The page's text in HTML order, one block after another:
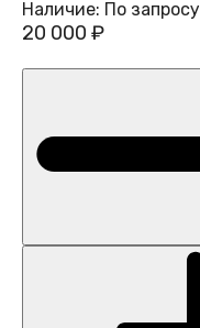
Наличие: По запросу
20 000 ₽